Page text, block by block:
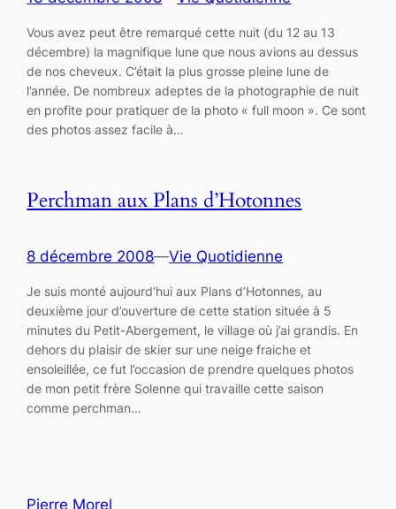
Vous avez peut être remarqué cette nuit (du 12 au 13
décembre) la magnifique lune que nous avions au dessus
de nos cheveux. C’était la plus grosse pleine lune de
l’année. De nombreux adeptes de la photographie de nuit
en profite pour pratiquer de la photo « full moon ». Ce sont
des photos assez facile à…
Perchman aux Plans d’Hotonnes
8 décembre 2008—Vie Quotidienne
Je suis monté aujourd’hui aux Plans d’Hotonnes, au
deuxième jour d’ouverture de cette station située à 5
minutes du Petit-Abergement, le village où j’ai grandis. En
dehors du plaisir de skier sur une neige fraiche et
ensoleillée, ce fut l’occasion de prendre quelques photos
de mon petit frère Solenne qui travaille cette saison
comme perchman…
Pierre Morel